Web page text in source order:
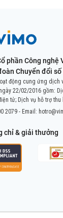
phần Công nghệ
Chuyển đổi số
động cung ứng dịch
22/02/2016 gồm:
tử; Dịch vụ hỗ trợ thu
2079 - Email:
chỉ & giải thưởng